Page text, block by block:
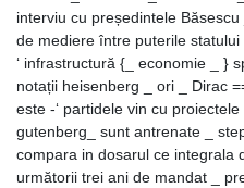
interviu cu președintele
de mediere între puterile
‘ infrastructură {_ economie _ }
notații heisenberg _ ori _ Dirac
este -‘ partidele vin cu
gutenberg_ sunt antrenate _
compara in dosarul ce integrala
următorii trei ani de mandat _